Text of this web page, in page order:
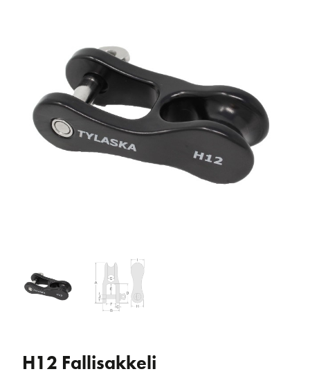
H12 Fallisakkeli